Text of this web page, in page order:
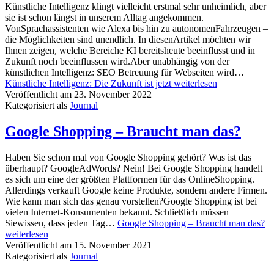
Künstliche Intelligenz klingt vielleicht erstmal sehr unheimlich, aber
sie ist schon längst in unserem Alltag angekommen.
VonSprachassistenten wie Alexa bis hin zu autonomenFahrzeugen –
die Möglichkeiten sind unendlich. In diesenArtikel möchten wir
Ihnen zeigen, welche Bereiche KI bereitsheute beeinflusst und in
Zukunft noch beeinflussen wird.Aber unabhängig von der
künstlichen Intelligenz: SEO Betreuung für Webseiten wird…
Künstliche Intelligenz: Die Zukunft ist jetzt weiterlesen
Veröffentlicht am 23. November 2022
Kategorisiert als Journal
Google Shopping – Braucht man das?
Haben Sie schon mal von Google Shopping gehört? Was ist das
überhaupt? GoogleAdWords? Nein! Bei Google Shopping handelt
es sich um eine der größten Plattformen für das OnlineShopping.
Allerdings verkauft Google keine Produkte, sondern andere Firmen.
Wie kann man sich das genau vorstellen?Google Shopping ist bei
vielen Internet-Konsumenten bekannt. Schließlich müssen
Siewissen, dass jeden Tag… Google Shopping – Braucht man das?
weiterlesen
Veröffentlicht am 15. November 2021
Kategorisiert als Journal